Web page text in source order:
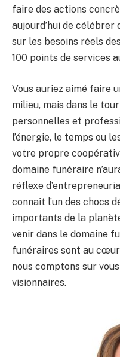
faire des actions
aujourd’hui de célébrer
sur les besoins réels
100 points de services
Vous auriez aimé faire
milieu, mais dans le
personnelles et
l’énergie, le temps ou
votre propre
domaine funéraire
réflexe
connaît l’un des chocs
importants de la
venir dans le domaine
funéraires sont au
nous comptons sur
visionnaires.